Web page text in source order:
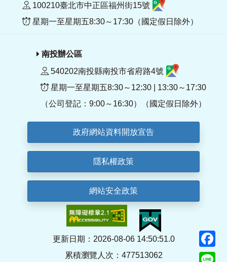
100210臺北市中正區福州街15號
星期一至星期五8:30～17:30（國定假日除外）
南投辦公區
540202南投縣南投市省府路4號
星期一至星期五8:30～12:30 | 13:30～17:30
（公司登記：9:00～16:30）（國定假日除外）
政府網站資料開放宣告
隱私權政策
網站安全政策
更新日期：2026-08-06 14:50:51.0
累積瀏覽人次：477513062